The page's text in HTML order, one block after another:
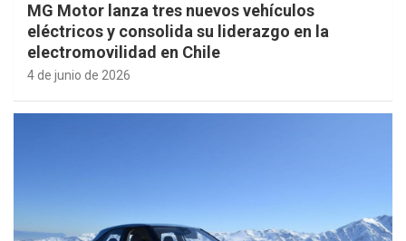
MG Motor lanza tres nuevos vehículos
eléctricos y consolida su liderazgo en la
electromovilidad en Chile
4 de junio de 2026